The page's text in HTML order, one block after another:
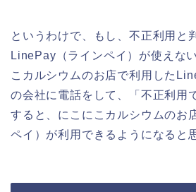
というわけで、もし、不正利用と
LinePay（ラインペイ）が使えな
こカルシウムのお店で利用した
の会社に電話をして、「不正利用
すると、にこにこカルシウムのお
ペイ）が利用できるようになると